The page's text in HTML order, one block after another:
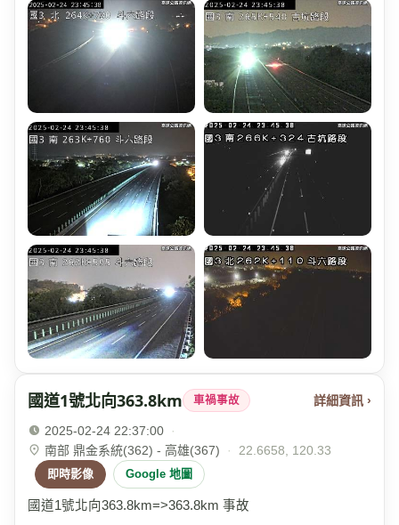
國道1號北向363.8km 車禍事故 詳細資訊 ›
2025-02-24 22:37:00
·
南部 鼎金系統(362) - 高雄(367)
· 22.6658, 120.33
即時影像 Google 地圖
國道1號北向363.8km=>363.8km 事故